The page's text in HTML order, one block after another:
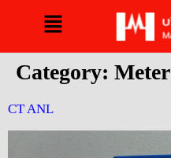
Category: Meter
CT ANL